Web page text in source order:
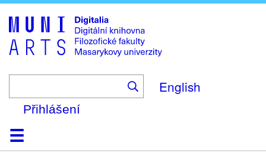
to
main
content
English
Přihlášení
DomůKolekce
Prohlížení
Vyhledávání
O platformě
Nápověda
KontaktDigitalia